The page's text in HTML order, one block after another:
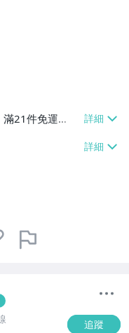
21件免運
單件運費$80、
/不寄送【免運
、消費滿
追蹤